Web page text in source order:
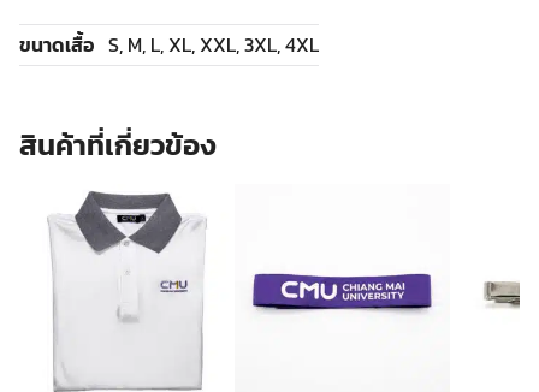
ขนาดเสื้อ S, M, L, XL, XXL, 3XL, 4XL
สินค้าที่เกี่ยวข้อง